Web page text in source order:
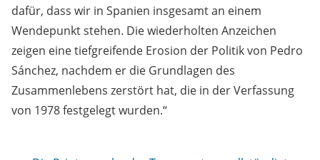
dafür, dass wir in Spanien insgesamt an einem
Wendepunkt stehen. Die wiederholten Anzeichen
zeigen eine tiefgreifende Erosion der Politik von Pedro
Sánchez, nachdem er die Grundlagen des
Zusammenlebens zerstört hat, die in der Verfassung
von 1978 festgelegt wurden.“